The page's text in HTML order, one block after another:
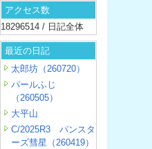
アクセス数
18296514 / 日記全体
最近の日記
太郎坊（260720）
パールふじ
（260505）
大平山
C/2025R3 パンスタ
ーズ彗星（260419）